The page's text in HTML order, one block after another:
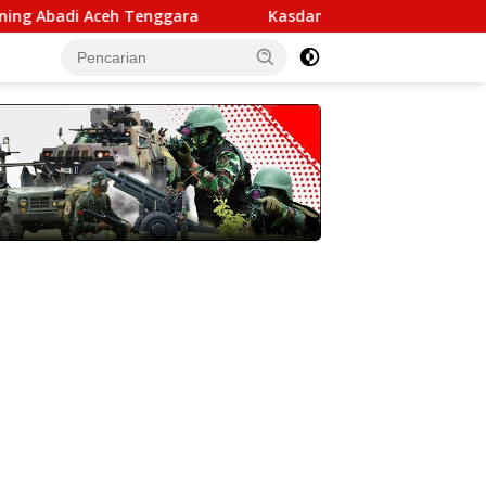
Tenggara Kasdam IM Pimpin Sertijab Pejabat